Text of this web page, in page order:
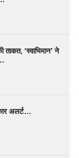
ताकत, ‘स्वाभिमान’ ने
अलर्ट…